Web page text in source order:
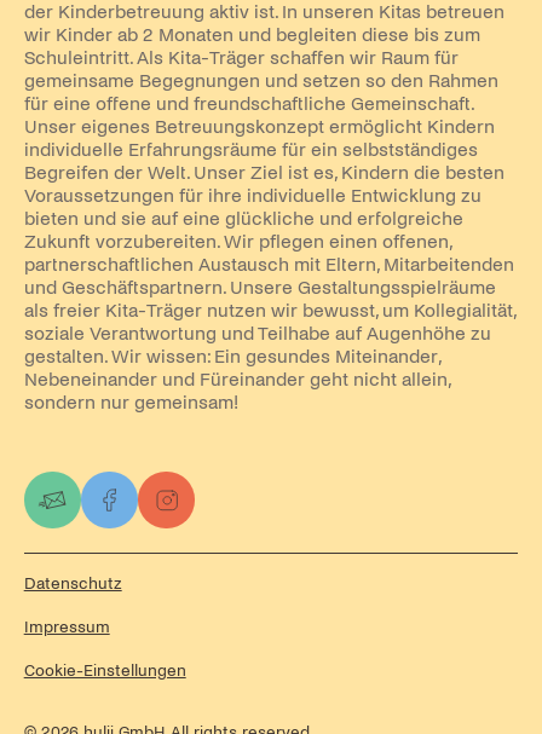
der Kinderbetreuung aktiv ist. In unseren Kitas betreuen
wir Kinder ab 2 Monaten und begleiten diese bis zum
Schuleintritt. Als Kita-Träger schaffen wir Raum für
gemeinsame Begegnungen und setzen so den Rahmen
für eine offene und freundschaftliche Gemeinschaft.
Unser eigenes Betreuungskonzept ermöglicht Kindern
individuelle Erfahrungsräume für ein selbstständiges
Begreifen der Welt. Unser Ziel ist es, Kindern die besten
Voraussetzungen für ihre individuelle Entwicklung zu
bieten und sie auf eine glückliche und erfolgreiche
Zukunft vorzubereiten. Wir pflegen einen offenen,
partnerschaftlichen Austausch mit Eltern, Mitarbeitenden
und Geschäftspartnern. Unsere Gestaltungsspielräume
als freier Kita-Träger nutzen wir bewusst, um Kollegialität,
soziale Verantwortung und Teilhabe auf Augenhöhe zu
gestalten. Wir wissen: Ein gesundes Miteinander,
Nebeneinander und Füreinander geht nicht allein,
sondern nur gemeinsam!
Datenschutz
Impressum
Cookie-Einstellungen